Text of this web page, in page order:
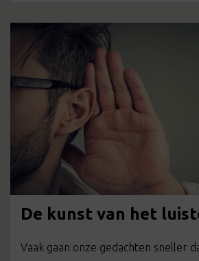
De kunst van het
Vaak gaan onze gedachten sneller